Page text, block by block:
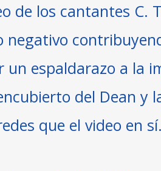
de los cantantes C.
negativo
un espaldarazo a la
del Dean y
que el video en